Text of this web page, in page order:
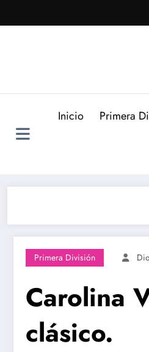
al
Inicio Primera
Primera División
Carolina
clásico.